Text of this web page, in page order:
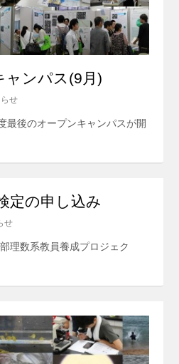
ャンパス(9月)
せ
最後のオープンキャンパスが開
定の申し込み
せ
理数系教員養成プロジェク